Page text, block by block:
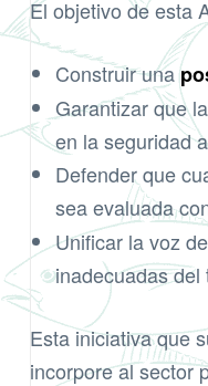
El objetivo de esta
Construir una
Garantizar que
en la seguridad
Defender que
sea evaluada
Unificar la voz
inadecuadas del
Esta iniciativa que
incorpore al sector